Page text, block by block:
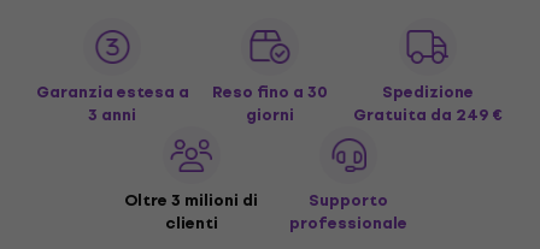
Garanzia estesa a
3 anni
Reso fino a 30
giorni
Spedizione
Gratuita da 249 €
Oltre 3 milioni di
clienti
Supporto
professionale